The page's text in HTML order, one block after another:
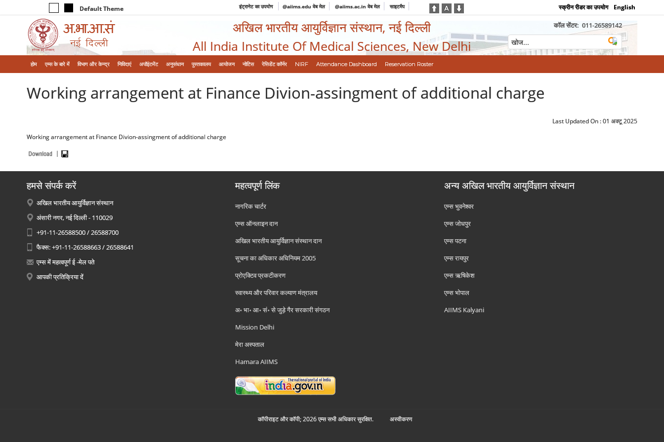
Default Theme इंट्रानेट का उपयोग @aiims.edu वेब मेल @aiims.ac.in वेब मेल साइटमैप स्क्रीन रीडर का उपयोग English
अखिल भारतीय आयुर्विज्ञान संस्थान, नई दिल्ली
All India Institute Of Medical Sciences, New Delhi
कॉल सेंटर: 011-26589142
होम एम्‍स के बारे में विभाग और केन्‍द्र निविदाएं अपॉइंटमेंट अनुसंधान पुस्तकालय आयोजन नोटिस रेसिडेंट कॉर्नर NIRF Attendance Dashboard Reservation Roster
Working arrangement at Finance Divion-assingment of additional charge
Last Updated On :01 अक्टू 2025
Working arrangement at Finance Divion-assingment of additional charge
हमसे संपर्क करें
अखिल भारतीय आयुर्विज्ञान संस्थान
अंसारी नगर, नई दिल्ली - 110029
+91-11-26588500 / 26588700
फैक्स: +91-11-26588663 / 26588641
एम्स में महत्वपूर्ण ई -मेल पते
आपकी प्रतिक्रिया दें
महत्वपूर्ण लिंक
नागरिक चार्टर
एम्स ऑनलाइन दान
अखिल भारतीय आयुर्विज्ञान संस्थान दान
सूचना का अधिकार अधिनियम 2005
प्रोएक्टिव प्रकटीकरण
स्वास्थ्य और परिवार कल्याण मंत्रालय
अ॰ भा॰ आ॰ सं॰ से जुड़े गैर सरकारी संगठन
Mission Delhi
मेरा अस्पताल
Hamara AIIMS
अन्य अखिल भारतीय आयुर्विज्ञान संस्थान
एम्‍स भुवनेश्वर
एम्‍स जोधपुर
एम्‍स पटना
एम्‍स रायपुर
एम्‍स ऋषिकेश
एम्‍स भोपाल
AIIMS Kalyani
कॉपीराइट और कॉपी; 2026 एम्स सभी अधिकार सुरक्षित. अस्‍वीकरण